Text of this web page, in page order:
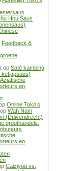
Hou Saus
Feedback &
op Saté kambing
ketjapsaus)
Aziatische
en
Online Toko’s
op Wah Nam
(Duivendrecht)
groothandels,
en
Caiziyou vs.